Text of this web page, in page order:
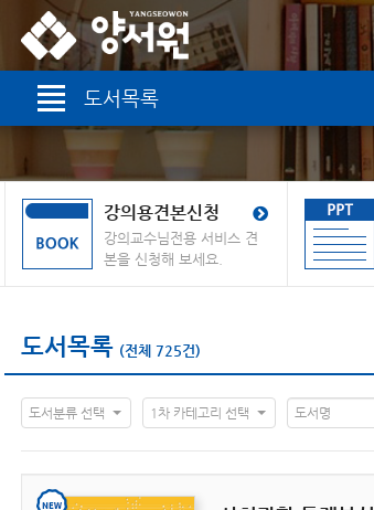
도서목록
강의용견본신청
강의교수님전용 서비스 견
본을 신청해 보세요.
도서목록 (전체 725건)
도서분류 선택 1차 카테고리 선택